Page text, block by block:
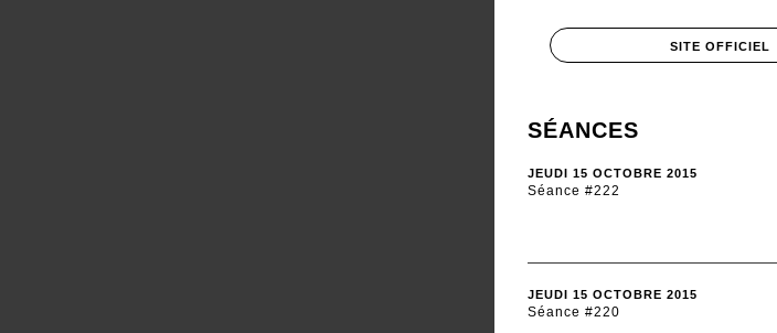
SITE OFFICIEL
SÉANCES
JEUDI 15 OCTOBRE 2015
Séance #222
JEUDI 15 OCTOBRE 2015
Séance #220